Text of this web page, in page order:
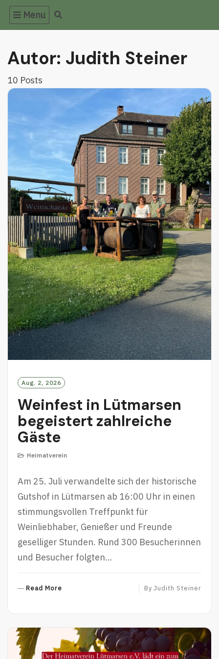
Skip
Menu
Autor: Judith Steiner
10 Posts
Aug. 2, 2026
Weinfest in Lütmarsen
begeistert zahlreiche
Gäste
Heimatverein
Am 25. Juli verwandelte sich der historische
Gutshof in Lütmarsen ab 16:00 Uhr in einen
stimmungsvollen Treffpunkt für
Weinliebhaber, Genießer und Freunde
geselliger Stunden. Rund 300 Besucherinnen
und Besucher folgten…
Read More
O
R
By Judith Steiner